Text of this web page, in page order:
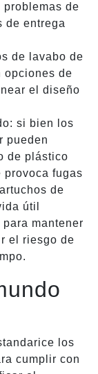
de
de entrega
de lavabo de
opciones de
el diseño
si bien los
pueden
de plástico
fugas
de
útil
mantener
el riesgo de
los
cumplir con